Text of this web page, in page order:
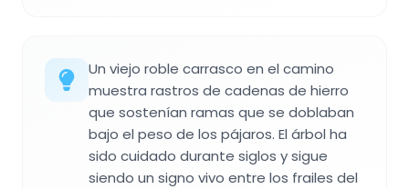
Un viejo roble carrasco en el camino
muestra rastros de cadenas de hierro
que sostenían ramas que se doblaban
bajo el peso de los pájaros. El árbol ha
sido cuidado durante siglos y sigue
siendo un signo vivo entre los frailes del